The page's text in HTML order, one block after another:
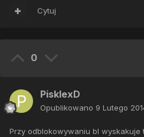
Cytuj
0
PisklexD
Opublikowano 9 Lutego
Przy odblokowywaniu bl wyskakuje